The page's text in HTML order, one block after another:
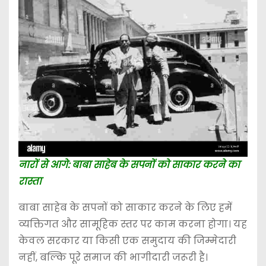
नारों से आगे: बाबा साहेब के सपनों को साकार करने का
रास्ता
बाबा साहेब के सपनों को साकार करने के लिए हमें
व्यक्तिगत और सामूहिक स्तर पर काम करना होगा। यह
केवल सरकार या किसी एक समुदाय की जिम्मेदारी
नहीं, बल्कि पूरे समाज की भागीदारी जरूरी है।